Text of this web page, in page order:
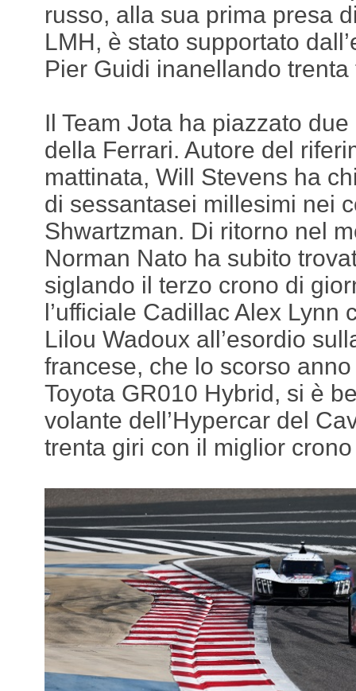
russo, alla sua prima presa
LMH, è stato supportato
Pier Guidi inanellando trenta
Il Team Jota ha piazzato
della Ferrari. Autore del
mattinata, Will Stevens ha
di sessantasei millesimi nei
Shwartzman. Di ritorno nel
Norman Nato ha subito
siglando il terzo crono di
l’ufficiale Cadillac Alex Lynn
Lilou Wadoux all’esordio
francese, che lo scorso
Toyota GR010 Hybrid, si è
volante dell’Hypercar del
trenta giri con il miglior crono